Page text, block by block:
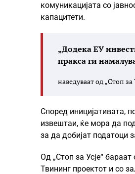
комуникацијата со
капацитети.
„Додека ЕУ
пракса ги
наведуваат од „Стоп за
Според иницијативата,
извештаи, ќе мора да
за да добијат податоци
Од „Стоп за Усје“
Твининг проектот и со